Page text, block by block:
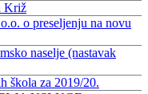
Križ
o preseljenju na novu
naselje (nastavak
škola za 2019/20.